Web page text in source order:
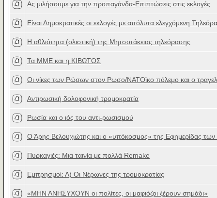
Ας μιλήσουμε για την προπαγάνδα-Επιπτώσεις στις εκλογές
Είναι Δημοκρατικές οι εκλογές με απόλυτα ελεγχόμενη
Η αθλιότητα (ολιστική) της Μητσοτάκειας τηλεόρασης
Τα ΜΜΕ και η ΚΙΒΩΤΟΣ
Οι νίκες των Ρώσων στον Ρωσο/ΝΑΤΟϊκο πόλεμο και ο
Αντιρωσική δολοφονική τρομοκρατία
Ρωσία και ο ιός του αντι-ρωσισμού
Ο Άρης Βελουχιώτης και ο «υπόκοσμος» της Εφημερίδας των
Πυρκαγιές: Μια ταινία με πολλά Remake
Εμπρησμοί: Α) Οι Νέρωνες της τρομοκρατίας
«ΜΗΝ ΑΝΗΣΥΧΟΥΝ οι πολίτες, οι μαφιόζοι ξέρουν σημάδι»